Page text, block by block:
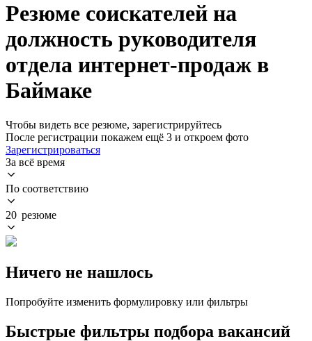
Резюме соискателей на
должность руководителя
отдела интернет-продаж в
Баймаке
Чтобы видеть все резюме, зарегистрируйтесь
После регистрации покажем ещё 3 и откроем фото
Зарегистрироваться
За всё время
По соответствию
20 резюме
Ничего не нашлось
Попробуйте изменить формулировку или фильтры
Быстрые фильтры подбора вакансий